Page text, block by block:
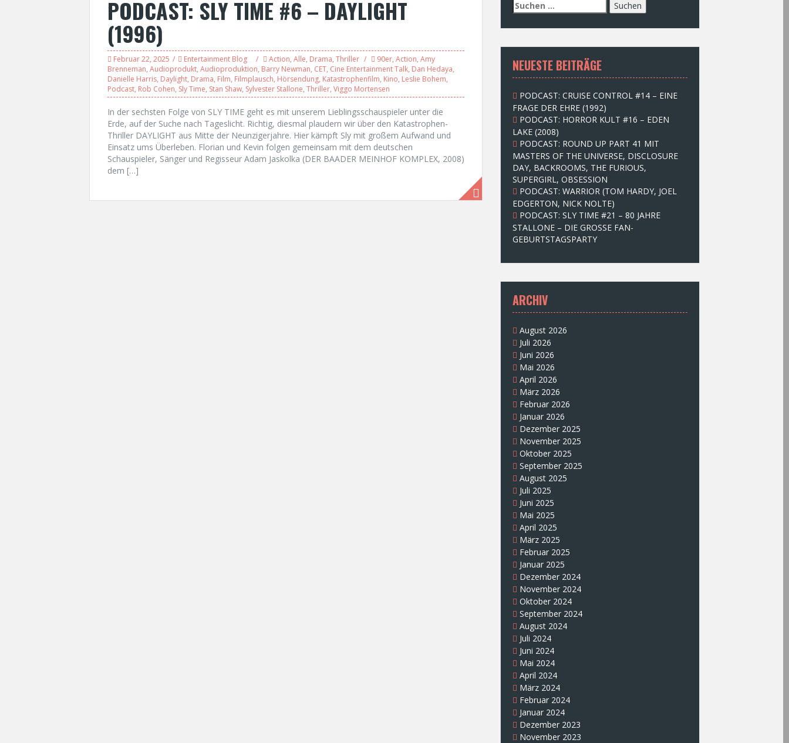
PODCAST: SLY TIME #6 – DAYLIGHT
(1996)
Februar 22, 2025 Entertainment Blog Action, Alle, Drama, Thriller 90er, Action, Amy
Brenneman, Audioprodukt, Audioproduktion, Barry Newman, CET, Cine Entertainment Talk, Dan Hedaya,
Danielle Harris, Daylight, Drama, Film, Filmplausch, Hörsendung, Katastrophenfilm, Kino, Leslie Bohem,
Podcast, Rob Cohen, Sly Time, Stan Shaw, Sylvester Stallone, Thriller, Viggo Mortensen
In der sechsten Folge von SLY TIME geht es mit unserem Lieblingsschauspieler unter die
Erde, auf der Suche nach Tageslicht. Richtig, diesmal plaudern wir über den Katastrophen-
Thriller DAYLIGHT aus Mitte der Neunzigerjahre. Hier kämpft Sly mit großem Aufwand und
Einsatz ums Überleben. Florian und Kevin folgen gemeinsam mit dem deutschen
Schauspieler, Sänger und Regisseur Adam Jaskolka (DER BAADER MEINHOF KOMPLEX, 2008)
dem […]
S
u
c
e
n
n
c
h
:
NEUESTE BEITRÄGE
PODCAST: CRUISE CONTROL #14 – EINE
FRAGE DER EHRE (1992)
PODCAST: HORROR KULT #16 – EDEN
LAKE (2008)
PODCAST: ROUND UP PART 41 MIT
MASTERS OF THE UNIVERSE, DISCLOSURE
DAY, BACKROOMS, THE FURIOUS,
SUPERGIRL, OBSESSION
PODCAST: WARRIOR (TOM HARDY, JOEL
EDGERTON, NICK NOLTE)
PODCAST: SLY TIME #21 – 80 JAHRE
STALLONE – DIE GROSSE FAN-
GEBURTSTAGSPARTY
ARCHIV
August 2026
Juli 2026
Juni 2026
Mai 2026
April 2026
März 2026
Februar 2026
Januar 2026
Dezember 2025
November 2025
Oktober 2025
September 2025
August 2025
Juli 2025
Juni 2025
Mai 2025
April 2025
März 2025
Februar 2025
Januar 2025
Dezember 2024
November 2024
Oktober 2024
September 2024
August 2024
Juli 2024
Juni 2024
Mai 2024
April 2024
März 2024
Februar 2024
Januar 2024
Dezember 2023
November 2023